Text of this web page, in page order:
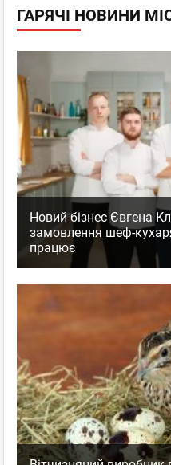
ГАРЯЧІ НОВИНИ
Новий бізнес Євгена
замовлення шеф-
працює